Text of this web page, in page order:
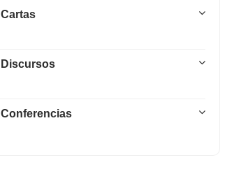
Cartas
Discursos
Conferencias